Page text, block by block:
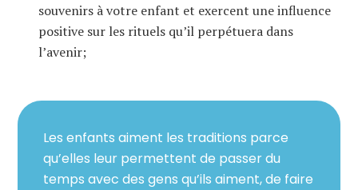
souvenirs à votre enfant et exercent une influence
positive sur les rituels qu’il perpétuera dans
l’avenir;
Les enfants aiment les traditions parce
qu’elles leur permettent de passer du
temps avec des gens qu’ils aiment, de faire